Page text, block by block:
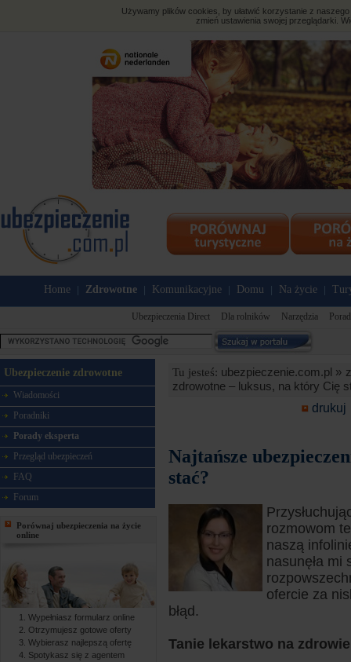
Używamy plików cookies, by ułatwić korzystanie z
zmień ustawienia swojej przeglądarki.
Home Zdrowotne Komunikacyjne Domu Na życie
Ubezpieczenia Direct Dla rolników Narzędzia
Ubezpieczenie zdrowotne
Wiadomości
Poradniki
Porady eksperta
Przegląd ubezpieczeń
FAQ
Forum
Porównaj ubezpieczenia na życie
online
Wypełniasz formularz online
Otrzymujesz gotowe oferty
Wybierasz najlepszą ofertę
Spotykasz się z agentem
Tu jesteś: ubezpieczenie.com.pl »
zdrowotne – luksus, na który Cię
drukuj
Najtańsze
stać?
rozmowom
naszą
nasunęła mi
ofercie za
błąd.
Tanie lekarstwo na zdrowie